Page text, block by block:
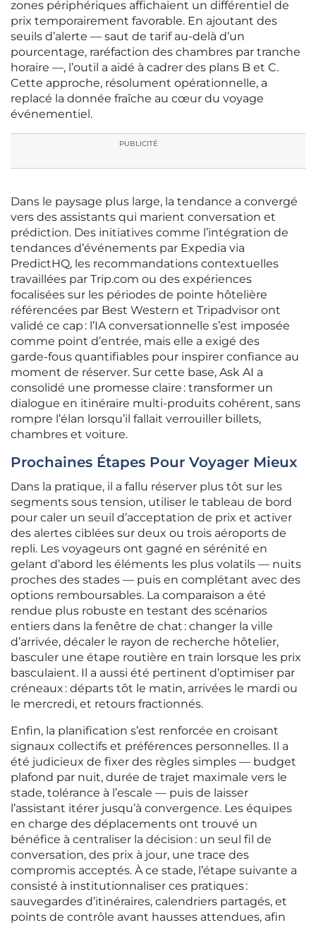
zones périphériques affichaient un différentiel de
prix temporairement favorable. En ajoutant des
seuils d’alerte — saut de tarif au‑delà d’un
pourcentage, raréfaction des chambres par tranche
horaire —, l’outil a aidé à cadrer des plans B et C.
Cette approche, résolument opérationnelle, a
replacé la donnée fraîche au cœur du voyage
événementiel.
PUBLICITÉ
Dans le paysage plus large, la tendance a convergé
vers des assistants qui marient conversation et
prédiction. Des initiatives comme l’intégration de
tendances d’événements par Expedia via
PredictHQ, les recommandations contextuelles
travaillées par Trip.com ou des expériences
focalisées sur les périodes de pointe hôtelière
référencées par Best Western et Tripadvisor ont
validé ce cap : l’IA conversationnelle s’est imposée
comme point d’entrée, mais elle a exigé des
garde‑fous quantifiables pour inspirer confiance au
moment de réserver. Sur cette base, Ask AI a
consolidé une promesse claire : transformer un
dialogue en itinéraire multi‑produits cohérent, sans
rompre l’élan lorsqu’il fallait verrouiller billets,
chambres et voiture.
Prochaines Étapes Pour Voyager Mieux
Dans la pratique, il a fallu réserver plus tôt sur les
segments sous tension, utiliser le tableau de bord
pour caler un seuil d’acceptation de prix et activer
des alertes ciblées sur deux ou trois aéroports de
repli. Les voyageurs ont gagné en sérénité en
gelant d’abord les éléments les plus volatils — nuits
proches des stades — puis en complétant avec des
options remboursables. La comparaison a été
rendue plus robuste en testant des scénarios
entiers dans la fenêtre de chat : changer la ville
d’arrivée, décaler le rayon de recherche hôtelier,
basculer une étape routière en train lorsque les prix
basculaient. Il a aussi été pertinent d’optimiser par
créneaux : départs tôt le matin, arrivées le mardi ou
le mercredi, et retours fractionnés.
Enfin, la planification s’est renforcée en croisant
signaux collectifs et préférences personnelles. Il a
été judicieux de fixer des règles simples — budget
plafond par nuit, durée de trajet maximale vers le
stade, tolérance à l’escale — puis de laisser
l’assistant itérer jusqu’à convergence. Les équipes
en charge des déplacements ont trouvé un
bénéfice à centraliser la décision : un seul fil de
conversation, des prix à jour, une trace des
compromis acceptés. À ce stade, l’étape suivante a
consisté à institutionnaliser ces pratiques :
sauvegardes d’itinéraires, calendriers partagés, et
points de contrôle avant hausses attendues, afin